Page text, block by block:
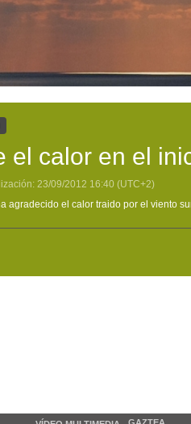
el calor en el
23/09/2012 16:40 (UTC+2)
agradecido el calor traido por el viento